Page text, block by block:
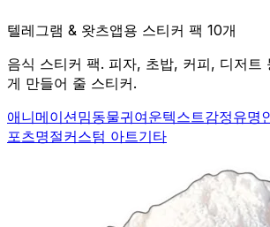
텔레그램 & 왓츠앱용 스티커 팩 10개
음식 스티커 팩. 피자, 초밥, 커피, 디저
게 만들어 줄 스티커.
애니메이션밈동물귀여운텍스트감정유명
포츠명절커스텀 아트기타